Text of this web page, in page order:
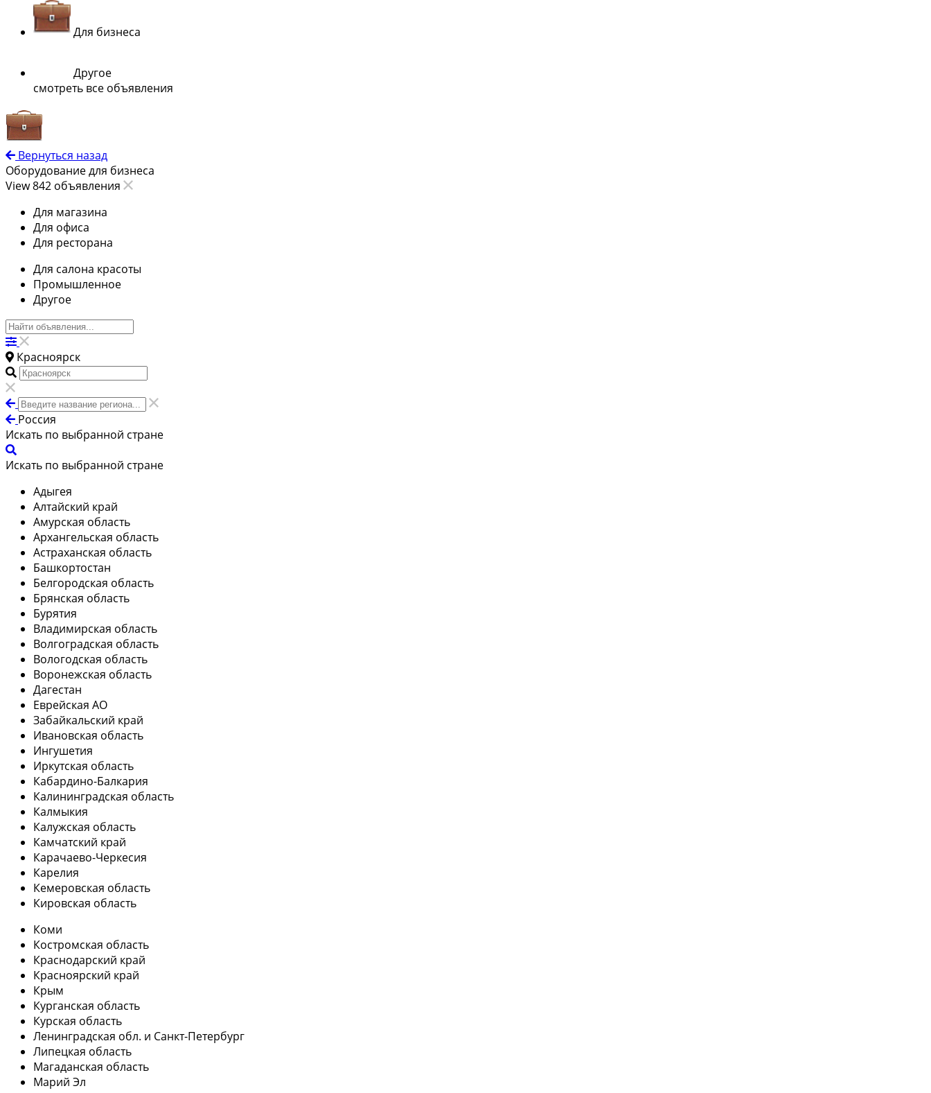
Для бизнеса
Другое
смотреть все объявления
Вернуться назад
Оборудование для бизнеса
View 842 объявления
Для магазина
Для офиса
Для ресторана
Для салона красоты
Промышленное
Другое
Красноярск
Россия
Искать по выбранной стране
Искать по выбранной стране
Адыгея
Алтайский край
Амурская область
Архангельская область
Астраханская область
Башкортостан
Белгородская область
Брянская область
Бурятия
Владимирская область
Волгоградская область
Вологодская область
Воронежская область
Дагестан
Еврейская АО
Забайкальский край
Ивановская область
Ингушетия
Иркутская область
Кабардино-Балкария
Калининградская область
Калмыкия
Калужская область
Камчатский край
Карачаево-Черкесия
Карелия
Кемеровская область
Кировская область
Коми
Костромская область
Краснодарский край
Красноярский край
Крым
Курганская область
Курская область
Ленинградская обл. и Санкт-Петербург
Липецкая область
Магаданская область
Марий Эл